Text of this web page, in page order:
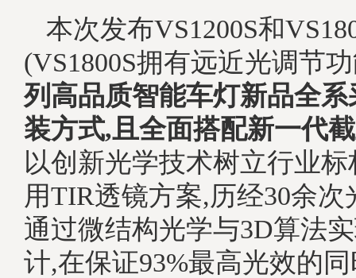
本次发布VS1200S和
(VS1800S拥有远近光调节
列高品质智能车灯新品全
装方式,且全面搭配新一代
以创新光学技术树立行业
用TIR透镜方案,历经30余
通过微结构光学与3D算法
计,在保证93%最高光效的